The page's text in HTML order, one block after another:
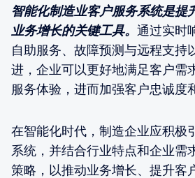
智能化制造业客户服务系统是提
业务增长的关键工具。 通过实时
自助服务、故障预测与远程支持
进，企业可以更好地满足客户需
服务体验，进而加强客户忠诚度
在智能化时代，制造企业应积极
系统，并结合行业特点和企业需
策略，以推动业务增长、提升客